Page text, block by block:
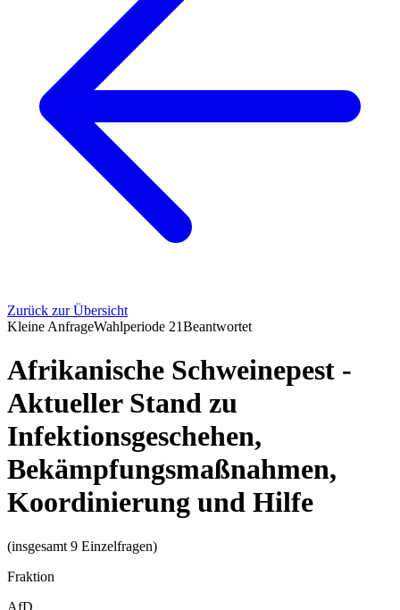
Zurück zur Übersicht
Kleine AnfrageWahlperiode 21Beantwortet
Afrikanische Schweinepest -
Aktueller Stand zu
Infektionsgeschehen,
Bekämpfungsmaßnahmen,
Koordinierung und Hilfe
(insgesamt 9 Einzelfragen)
Fraktion
AfD